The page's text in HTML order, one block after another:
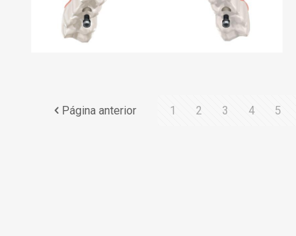
Página anterior 1 2 3 4 5